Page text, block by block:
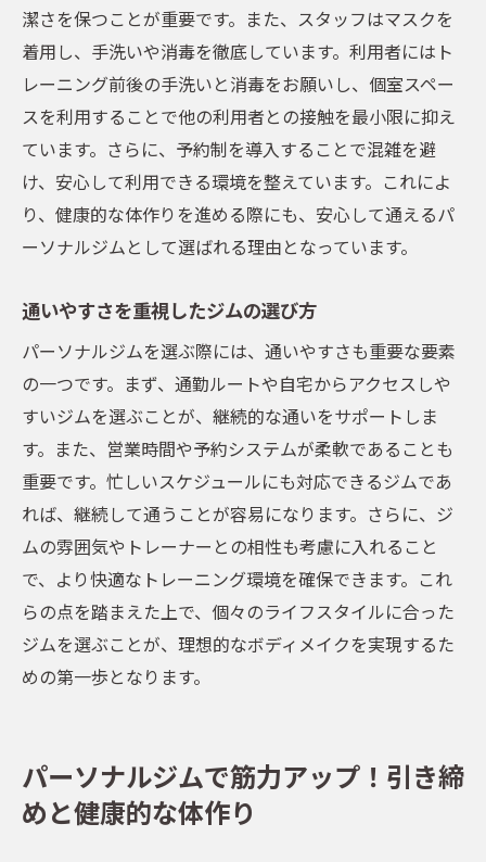
潔さを保つことが重要です。また、スタッフはマスクを
着用し、手洗いや消毒を徹底しています。利用者にはト
レーニング前後の手洗いと消毒をお願いし、個室スペー
スを利用することで他の利用者との接触を最小限に抑え
ています。さらに、予約制を導入することで混雑を避
け、安心して利用できる環境を整えています。これによ
り、健康的な体作りを進める際にも、安心して通えるパ
ーソナルジムとして選ばれる理由となっています。
通いやすさを重視したジムの選び方
パーソナルジムを選ぶ際には、通いやすさも重要な要素
の一つです。まず、通勤ルートや自宅からアクセスしや
すいジムを選ぶことが、継続的な通いをサポートしま
す。また、営業時間や予約システムが柔軟であることも
重要です。忙しいスケジュールにも対応できるジムであ
れば、継続して通うことが容易になります。さらに、ジ
ムの雰囲気やトレーナーとの相性も考慮に入れること
で、より快適なトレーニング環境を確保できます。これ
らの点を踏まえた上で、個々のライフスタイルに合った
ジムを選ぶことが、理想的なボディメイクを実現するた
めの第一歩となります。
パーソナルジムで筋力アップ！引き締
めと健康的な体作り